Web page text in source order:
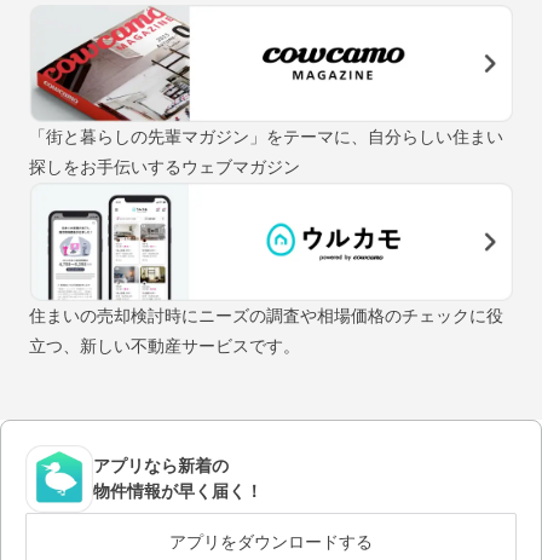
「街と暮らしの先輩マガジン」をテーマに、自分らしい住まい
探しをお手伝いするウェブマガジン
住まいの売却検討時にニーズの調査や相場価格のチェックに役
立つ、新しい不動産サービスです。
アプリなら新着の
物件情報が早く届く！
アプリをダウンロードする